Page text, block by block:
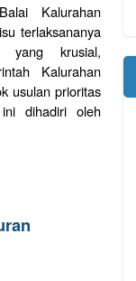
Kalurahan
terlaksananya
yang krusial,
Kalurahan
usulan prioritas
dihadiri oleh